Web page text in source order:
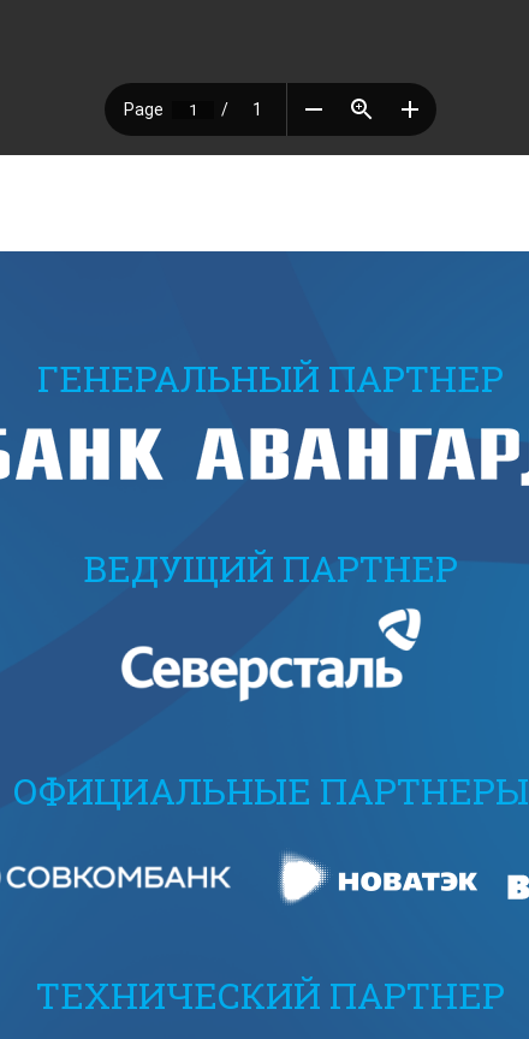
ГЕНЕРАЛЬНЫЙ ПАРТНЕР
ВЕДУЩИЙ ПАРТНЕР
ОФИЦИАЛЬНЫЕ ПАРТНЕРЫ
ТЕХНИЧЕСКИЙ ПАРТНЕР